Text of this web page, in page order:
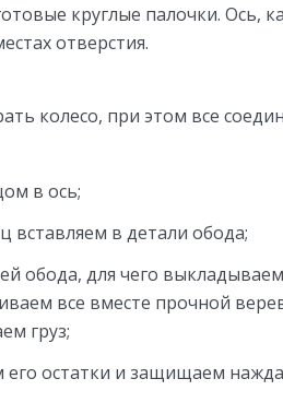
круглые палочки. Ось,
отверстия.
колесо, при этом все
в ось;
в детали обода;
обода, для чего
все вместе прочной
груз;
его остатки и защищаем